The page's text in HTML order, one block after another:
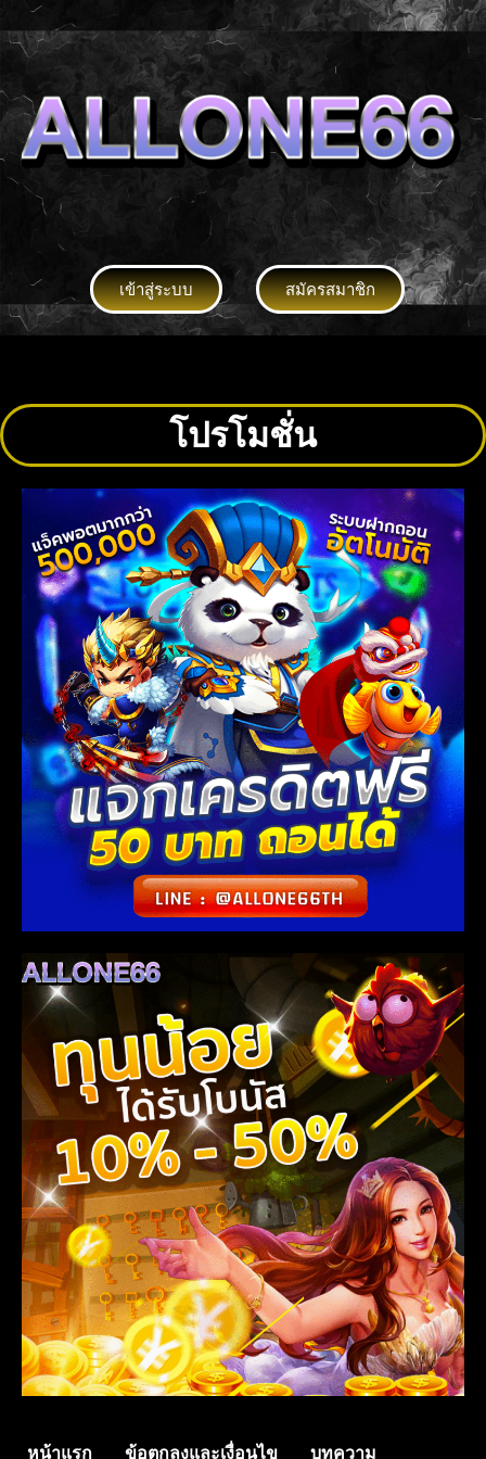
เข้าสู่ระบบ สมัครสมาชิก
โปรโมชั่น
หน้าแรก ข้อตกลงและเงื่อนไข บทความ